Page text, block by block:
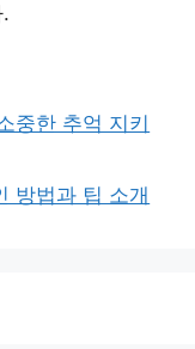
중한 추억 지키
방법과 팁 소개